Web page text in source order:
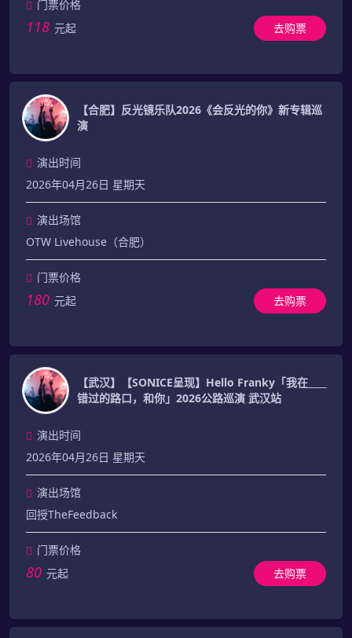
门票价格
118 元起 去购票
【合肥】反光镜乐队2026《会反光的你》新专辑巡
演
演出时间
2026年04月26日 星期天
演出场馆
OTW Livehouse（合肥）
门票价格
180 元起 去购票
【武汉】【SONICE呈现】Hello Franky「我在____
错过的路口，和你」2026公路巡演 武汉站
演出时间
2026年04月26日 星期天
演出场馆
回授TheFeedback
门票价格
80 元起 去购票